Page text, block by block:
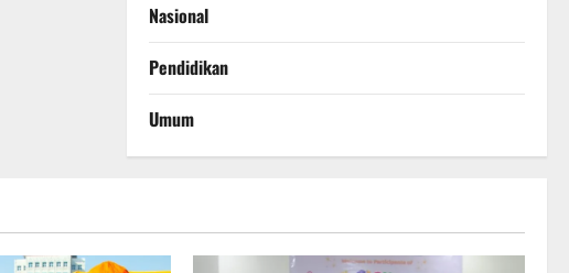
Nasional
Pendidikan
Umum